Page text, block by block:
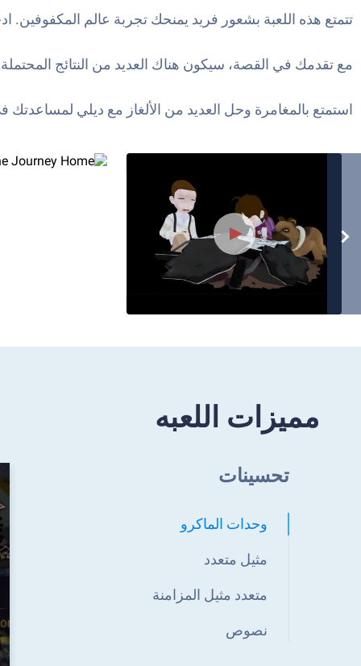
تتمتع هذه اللعبة بشعور فريد يمنحك تجربة عالم
مع تقدمك في القصة، سيكون هناك العديد من النتائج
استمتع بالمغامرة وحل العديد من الألغاز مع ديلي
مميزات اللعبه
تحسينات
وحدات الماكرو
مثيل متعدد
متعدد مثيل المزامنة
نصوص